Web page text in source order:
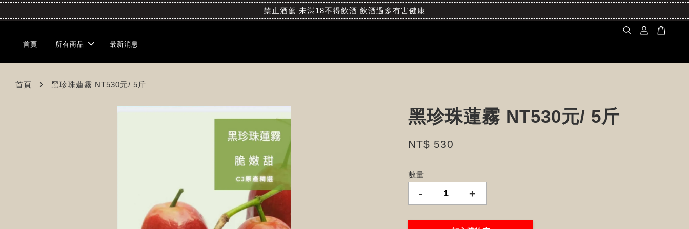
禁止酒駕 未滿18不得飲酒 飲酒過多有害健康
首頁 所有商品 最新消息
首頁 › 黑珍珠蓮霧 NT530元/ 5斤
黑珍珠蓮霧 NT530元/ 5斤
NT$ 530
數量
- +